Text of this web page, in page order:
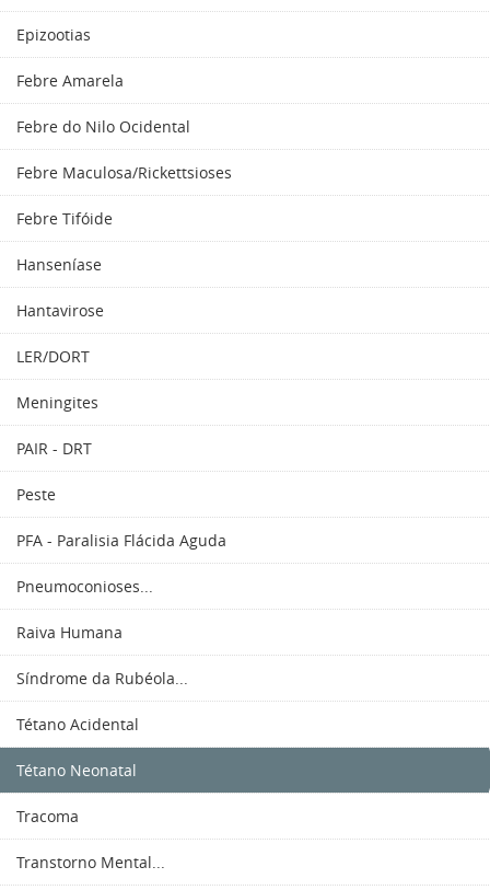
Epizootias
Febre Amarela
Febre do Nilo Ocidental
Febre Maculosa/Rickettsioses
Febre Tifóide
Hanseníase
Hantavirose
LER/DORT
Meningites
PAIR - DRT
Peste
PFA - Paralisia Flácida Aguda
Pneumoconioses...
Raiva Humana
Síndrome da Rubéola...
Tétano Acidental
Tétano Neonatal
Tracoma
Transtorno Mental...